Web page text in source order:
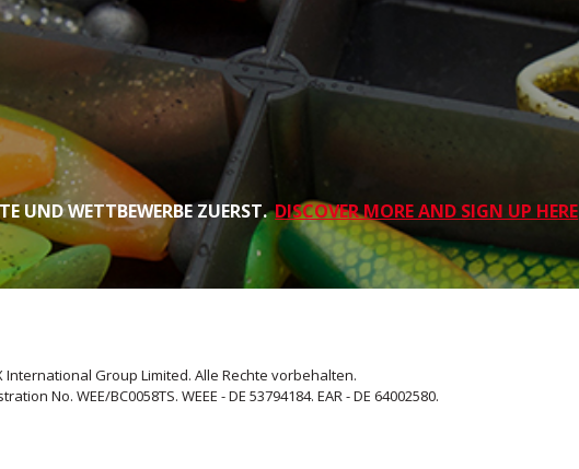
UND WETTBEWERBE ZUERST.DISCOVER MORE AND SIGN UP HERE
International Group Limited. Alle Rechte vorbehalten.
No. WEE/BC0058TS. WEEE - DE 53794184. EAR - DE 64002580.